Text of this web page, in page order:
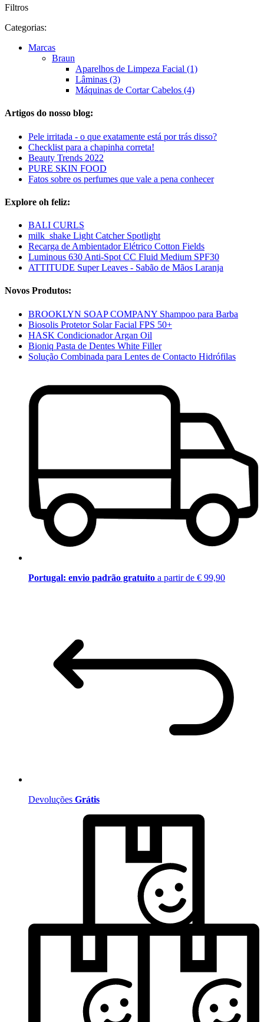
Filtros
Categorias:
Marcas
Braun
Aparelhos de Limpeza Facial (1)
Lâminas (3)
Máquinas de Cortar Cabelos (4)
Artigos do nosso blog:
Pele irritada - o que exatamente está por trás disso?
Checklist para a chapinha correta!
Beauty Trends 2022
PURE SKIN FOOD
Fatos sobre os perfumes que vale a pena conhecer
Explore oh feliz:
BALI CURLS
milk_shake Light Catcher Spotlight
Recarga de Ambientador Elétrico Cotton Fields
Luminous 630 Anti-Spot CC Fluid Medium SPF30
ATTITUDE Super Leaves - Sabão de Mãos Laranja
Novos Produtos:
BROOKLYN SOAP COMPANY Shampoo para Barba
Biosolis Protetor Solar Facial FPS 50+
HASK Condicionador Argan Oil
Bioniq Pasta de Dentes White Filler
Solução Combinada para Lentes de Contacto Hidrófilas
Portugal: envio padrão gratuito a partir de € 99,90
Devoluções Grátis